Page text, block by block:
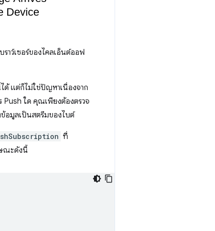
าว์เซอร์ของไคลเอ็นต์ออฟ
ด้ แต่ก็ไม่ใช่ปัญหาเนื่องจาก
Push ใด คุณเพียงต้องตรวจ
ข้อมูลเป็นสตรีมของไบต์
ที่
ณะดังนี้